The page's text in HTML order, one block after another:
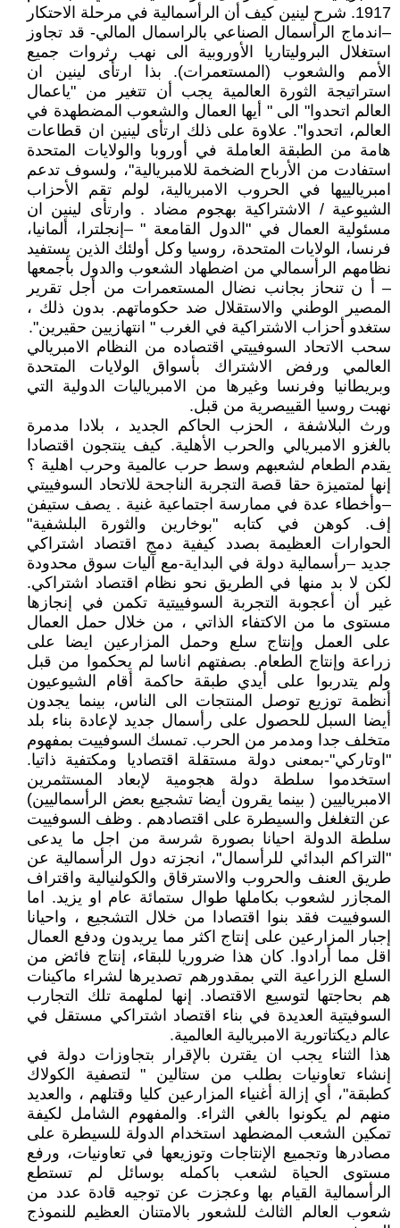
1917. شرح لينين كيف أن الرأسمالية في مرحلة الاحتكار
–اندماج الرأسمال الصناعي بالراسمال المالي- قد تجاوز
استغلال البروليتاريا الأوروبية الى نهب رثروات جميع
الأمم والشعوب (المستعمرات). بذا ارتأى لينين ان
استراتيجة الثورة العالمية يجب أن تتغير من "ياعمال
العالم اتحدوا" الى " أيها العمال والشعوب المضطهدة في
العالم، اتحدوا". علاوة على ذلك ارتأى لينين ان قطاعات
هامة من الطبقة العاملة في أوروبا والولايات المتحدة
استفادت من الأرباح الضخمة للامبريالية"، ولسوف تدعم
امبريالييها في الحروب الامبريالية، لولم تقم الأحزاب
الشيوعية / الاشتراكية بهجوم مضاد . وارتأى لينين ان
مسئولية العمال في "الدول القامعة " –إنجلترا، ألمانيا،
فرنسا، الولايات المتحدة، روسيا وكل أولئك الذين يستفيد
نظامهم الرأسمالي من اضطهاد الشعوب والدول بأجمعها
– أ ن تنحاز بجانب نضال المستعمرات من أجل تقرير
المصير الوطني والاستقلال ضد حكوماتهم. بدون ذلك ،
ستغدو أحزاب الاشتراكية في الغرب " انتهازيين حقيرين".
سحب الاتحاد السوفييتي اقتصاده من النظام الامبريالي
العالمي ورفض الاشتراك بأسواق الولايات المتحدة
وبريطانيا وفرنسا وغيرها من الامبرياليات الدولية التي
نهبت روسيا القييصرية من قبل.
ورث البلاشفة ، الحزب الحاكم الجديد ، بلادا مدمرة
بالغزو الامبريالي والحرب الأهلية. كيف ينتجون اقتصادا
يقدم الطعام لشعبهم وسط حرب عالمية وحرب اهلية ؟
إنها لمتميزة حقا قصة التجربة الناجحة للاتحاد السوفييتي
–وأخطاء عدة في ممارسة اجتماعية غنية . يصف ستيفن
إف. كوهن في كتابه "بوخارين والثورة البلشفية"
الحوارات العظيمة بصدد كيفية دمج اقتصاد اشتراكي
جديد –رأسمالية دولة في البداية-مع آليات سوق محدودة
لكن لا بد منها في الطريق نحو نظام اقتصاد اشتراكي.
غير أن أعجوبة التجربة السوفييتية تكمن في إنجازها
مستوى ما من الاكتفاء الذاتي ، من خلال حمل العمال
على العمل وإنتاج سلع وحمل المزارعين ايضا على
زراعة وإنتاج الطعام. بصفتهم اناسا لم يحكموا من قبل
ولم يتدربوا على أيدي طبقة حاكمة أقام الشيوعيون
أنظمة توزيع توصل المنتجات الى الناس، بينما يجدون
أيضا السبل للحصول على رأسمال جديد لإعادة بناء بلد
متخلف جدا ومدمر من الحرب. تمسك السوفييت بمفهوم
"اوتاركي"-بمعنى دولة مستقلة اقتصاديا ومكتفية ذاتيا.
استخدموا سلطة دولة هجومية لإبعاد المستثمرين
الامبرياليين ( بينما يقرون أيضا تشجيع بعض الرأسماليين)
عن التغلغل والسيطرة على اقتصادهم . وظف السوفييت
سلطة الدولة احيانا بصورة شرسة من اجل ما يدعى
"التراكم البدائي للرأسمال"، انجزته دول الرأسمالية عن
طريق العنف والحروب والاسترقاق والكولنيالية واقتراف
المجازر لشعوب بكاملها طوال ستمائة عام او يزيد. اما
السوفييت فقد بنوا اقتصادا من خلال التشجيع ، واحيانا
إجبار المزارعين على إنتاج اكثر مما يريدون ودفع العمال
اقل مما أرادوا. كان هذا ضروريا للبقاء، إنتاج فائض من
السلع الزراعية التي بمقدورهم تصديرها لشراء ماكينات
هم بحاجتها لتوسيع الاقتصاد. إنها لملهمة تلك التجارب
السوفيتية العديدة في بناء اقتصاد اشتراكي مستقل في
عالم ديكتاتورية الامبريالية العالمية.
هذا الثناء يجب ان يقترن بالإقرار بتجاوزات دولة في
إنشاء تعاونيات بطلب من ستالين " لتصفية الكولاك
كطبقة"، أي إزالة أغنياء المزارعين كليا وقتلهم ، والعديد
منهم لم يكونوا بالغي الثراء. والمفهوم الشامل لكيفة
تمكين الشعب المضطهد استخدام الدولة للسيطرة على
مصادرها وتجميع الإنتاجات وتوزيعها في تعاونيات، ورفع
مستوى الحياة لشعب باكمله بوسائل لم تستطع
الرأسمالية القيام بها وعجزت عن توجيه قادة عدد من
شعوب العالم الثالث للشعور بالامتنان العظيم للنموذج